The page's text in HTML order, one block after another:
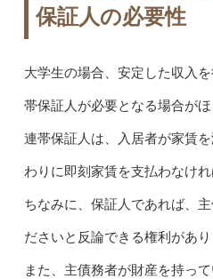
保証人の必要性
大学生の場合、安定した収入
帯保証人が必要となる場合がほ
連帯保証人は、入居者が家賃
わりに即刻家賃を支払わなけれ
ちなみに、保証人であれば、
ださいと反論できる権利があり
また、主債務者が財産を持っ